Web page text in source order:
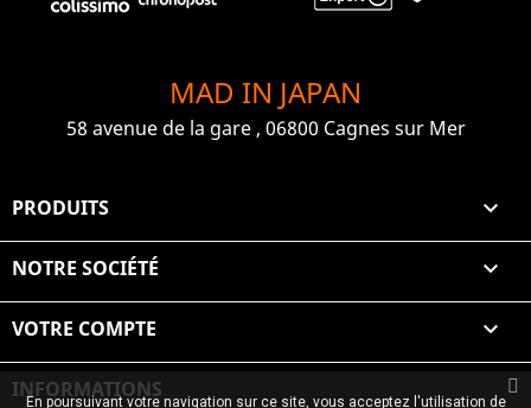
MAD IN JAPAN
58 avenue de la gare , 06800 Cagnes sur Mer
PRODUITS 
NOTRE SOCIÉTÉ 
VOTRE COMPTE 
INFORMATIONS
En poursuivant votre navigation sur ce site, vous acceptez l'utilisation de